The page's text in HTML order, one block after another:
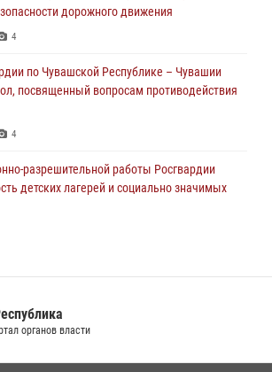
охраны Росгвардии рассказал
дома «Хыпар» о службе в ВДВ
дорожного движения
4
по Чувашской Республике – Чувашии
посвященный вопросам противодействия
4
разрешительной работы Росгвардии
детских лагерей и социально значимых
5
служебной деятельности подразделений
органов власти